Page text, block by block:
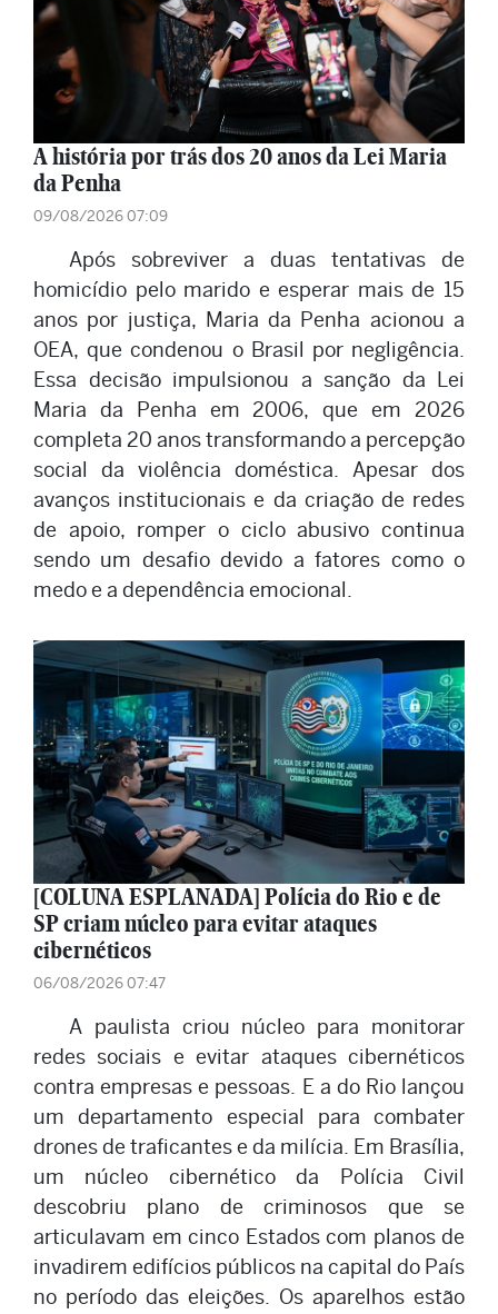
A história por trás dos 20 anos da Lei Maria
da Penha
09/08/2026 07:09
Após sobreviver a duas tentativas de
homicídio pelo marido e esperar mais de 15
anos por justiça, Maria da Penha acionou a
OEA, que condenou o Brasil por negligência.
Essa decisão impulsionou a sanção da Lei
Maria da Penha em 2006, que em 2026
completa 20 anos transformando a percepção
social da violência doméstica. Apesar dos
avanços institucionais e da criação de redes
de apoio, romper o ciclo abusivo continua
sendo um desafio devido a fatores como o
medo e a dependência emocional.
[COLUNA ESPLANADA] Polícia do Rio e de
SP criam núcleo para evitar ataques
cibernéticos
06/08/2026 07:47
A paulista criou núcleo para monitorar
redes sociais e evitar ataques cibernéticos
contra empresas e pessoas. E a do Rio lançou
um departamento especial para combater
drones de traficantes e da milícia. Em Brasília,
um núcleo cibernético da Polícia Civil
descobriu plano de criminosos que se
articulavam em cinco Estados com planos de
invadirem edifícios públicos na capital do País
no período das eleições. Os aparelhos estão